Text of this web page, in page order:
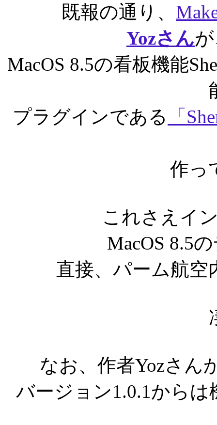
既報の通り、
Yozさん
MacOS 8.5の看板機能
プラグインである
「
作っ
これさえイ
MacOS 8.5
直接、パーム航空
なお、作者Yozさん
バージョン1.0.1から